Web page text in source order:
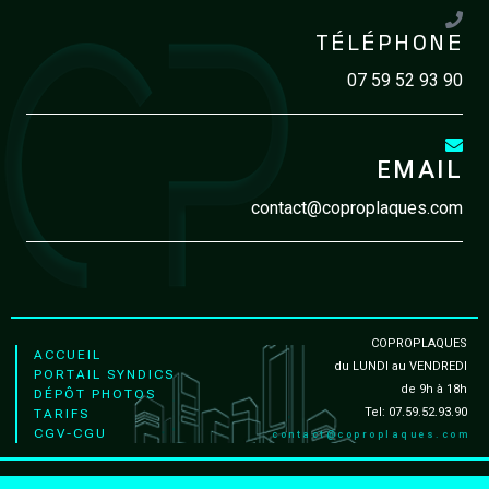
TÉLÉPHONE
07 59 52 93 90
EMAIL
contact@coproplaques.com
ACCUEIL
PORTAIL SYNDICS
DÉPÔT PHOTOS
TARIFS
CGV-CGU
COPROPLAQUES
du LUNDI au VENDREDI
de 9h à 18h
Tel: 07.59.52.93.90
contact@coproplaques.com